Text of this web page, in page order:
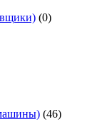
(0)
(46)